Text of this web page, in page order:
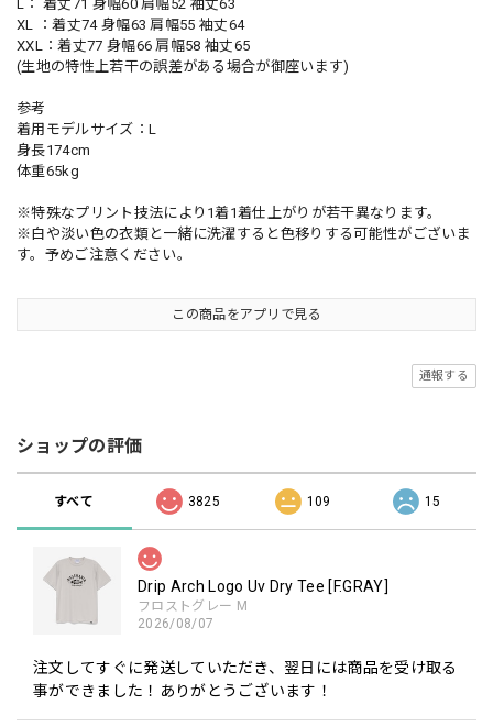
L： 着丈71 身幅60 肩幅52 袖丈63
XL ：着丈74 身幅63 肩幅55 袖丈64
XXL：着丈77 身幅66 肩幅58 袖丈65
(生地の特性上若干の誤差がある場合が御座います)
参考
着用モデルサイズ：L
身長174cm
体重65kg
※特殊なプリント技法により1着1着仕上がりが若干異なります。
※白や淡い色の衣類と一緒に洗濯すると色移りする可能性がございま
す。予めご注意ください。
この商品をアプリで見る
通報する
ショップの評価
すべて 3825 109 15
Drip Arch Logo Uv Dry Tee [F.GRAY]
フロストグレー M
2026/08/07
注文してすぐに発送していただき、翌日には商品を受け取る
事ができました！ありがとうございます！